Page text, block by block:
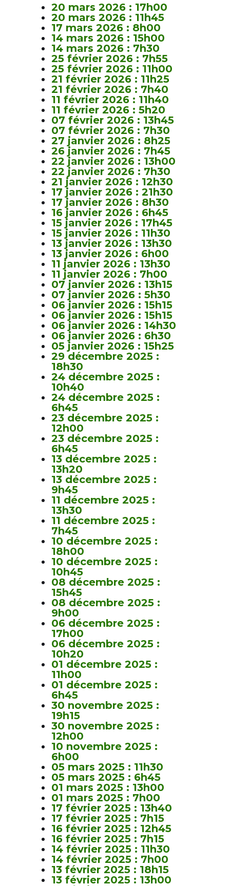
20 mars 2026 : 17h00
20 mars 2026 : 11h45
17 mars 2026 : 8h00
14 mars 2026 : 15h00
14 mars 2026 : 7h30
25 février 2026 : 7h55
25 février 2026 : 11h00
21 février 2026 : 11h25
21 février 2026 : 7h40
11 février 2026 : 11h40
11 février 2026 : 5h20
07 février 2026 : 13h45
07 février 2026 : 7h30
27 janvier 2026 : 8h25
26 janvier 2026 : 7h45
22 janvier 2026 : 13h00
22 janvier 2026 : 7h30
21 janvier 2026 : 12h30
17 janvier 2026 : 21h30
17 janvier 2026 : 8h30
16 janvier 2026 : 6h45
15 janvier 2026 : 17h45
15 janvier 2026 : 11h30
13 janvier 2026 : 13h30
13 janvier 2026 : 6h00
11 janvier 2026 : 13h30
11 janvier 2026 : 7h00
07 janvier 2026 : 13h15
07 janvier 2026 : 5h30
06 janvier 2026 : 15h15
06 janvier 2026 : 15h15
06 janvier 2026 : 14h30
06 janvier 2026 : 6h30
05 janvier 2026 : 15h25
29 décembre 2025 :
18h30
24 décembre 2025 :
10h40
24 décembre 2025 :
6h45
23 décembre 2025 :
12h00
23 décembre 2025 :
6h45
13 décembre 2025 :
13h20
13 décembre 2025 :
9h45
11 décembre 2025 :
13h30
11 décembre 2025 :
7h45
10 décembre 2025 :
18h00
10 décembre 2025 :
10h45
08 décembre 2025 :
15h45
08 décembre 2025 :
9h00
06 décembre 2025 :
17h00
06 décembre 2025 :
10h20
01 décembre 2025 :
11h00
01 décembre 2025 :
6h45
30 novembre 2025 :
19h15
30 novembre 2025 :
12h00
10 novembre 2025 :
6h00
05 mars 2025 : 11h30
05 mars 2025 : 6h45
01 mars 2025 : 13h00
01 mars 2025 : 7h00
17 février 2025 : 13h40
17 février 2025 : 7h15
16 février 2025 : 12h45
16 février 2025 : 7h15
14 février 2025 : 11h30
14 février 2025 : 7h00
13 février 2025 : 18h15
13 février 2025 : 13h00